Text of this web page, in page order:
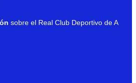
sobre el Real Club Deportivo de A